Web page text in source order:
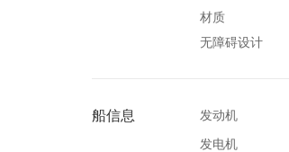
材质
无障碍设计
船信息 发动机
发电机